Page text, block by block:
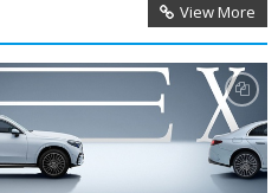
View More